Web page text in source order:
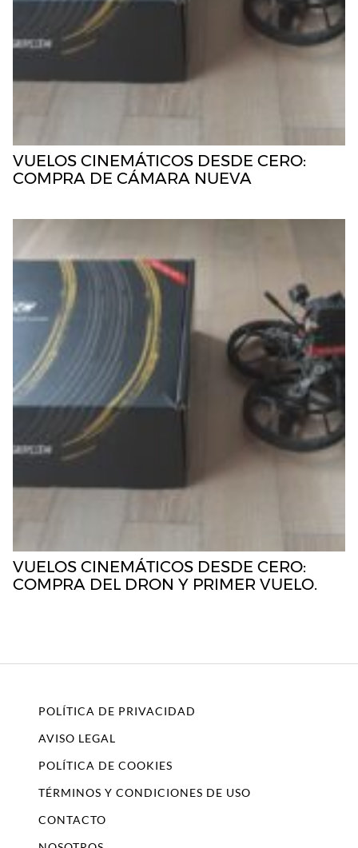
VUELOS CINEMÁTICOS DESDE CERO:
COMPRA DE CÁMARA NUEVA
VUELOS CINEMÁTICOS DESDE CERO:
COMPRA DEL DRON Y PRIMER VUELO.
POLÍTICA DE PRIVACIDAD
AVISO LEGAL
POLÍTICA DE COOKIES
TÉRMINOS Y CONDICIONES DE USO
CONTACTO